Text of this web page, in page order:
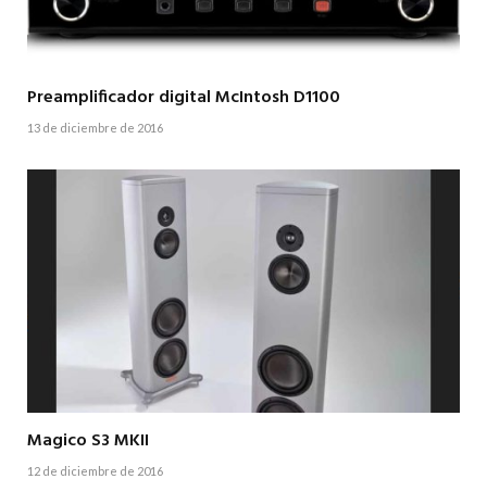
Preamplificador digital McIntosh D1100
13 de diciembre de 2016
Magico S3 MKII
12 de diciembre de 2016